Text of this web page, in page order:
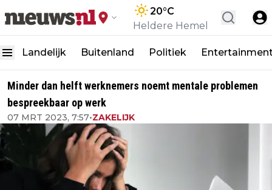
20°C
Heldere Hemel
Landelijk Buitenland Politiek
Minder dan helft werknemers noemt mentale problemen
bespreekbaar op werk
07 MRT 2023, 7:57•ZAKELIJK